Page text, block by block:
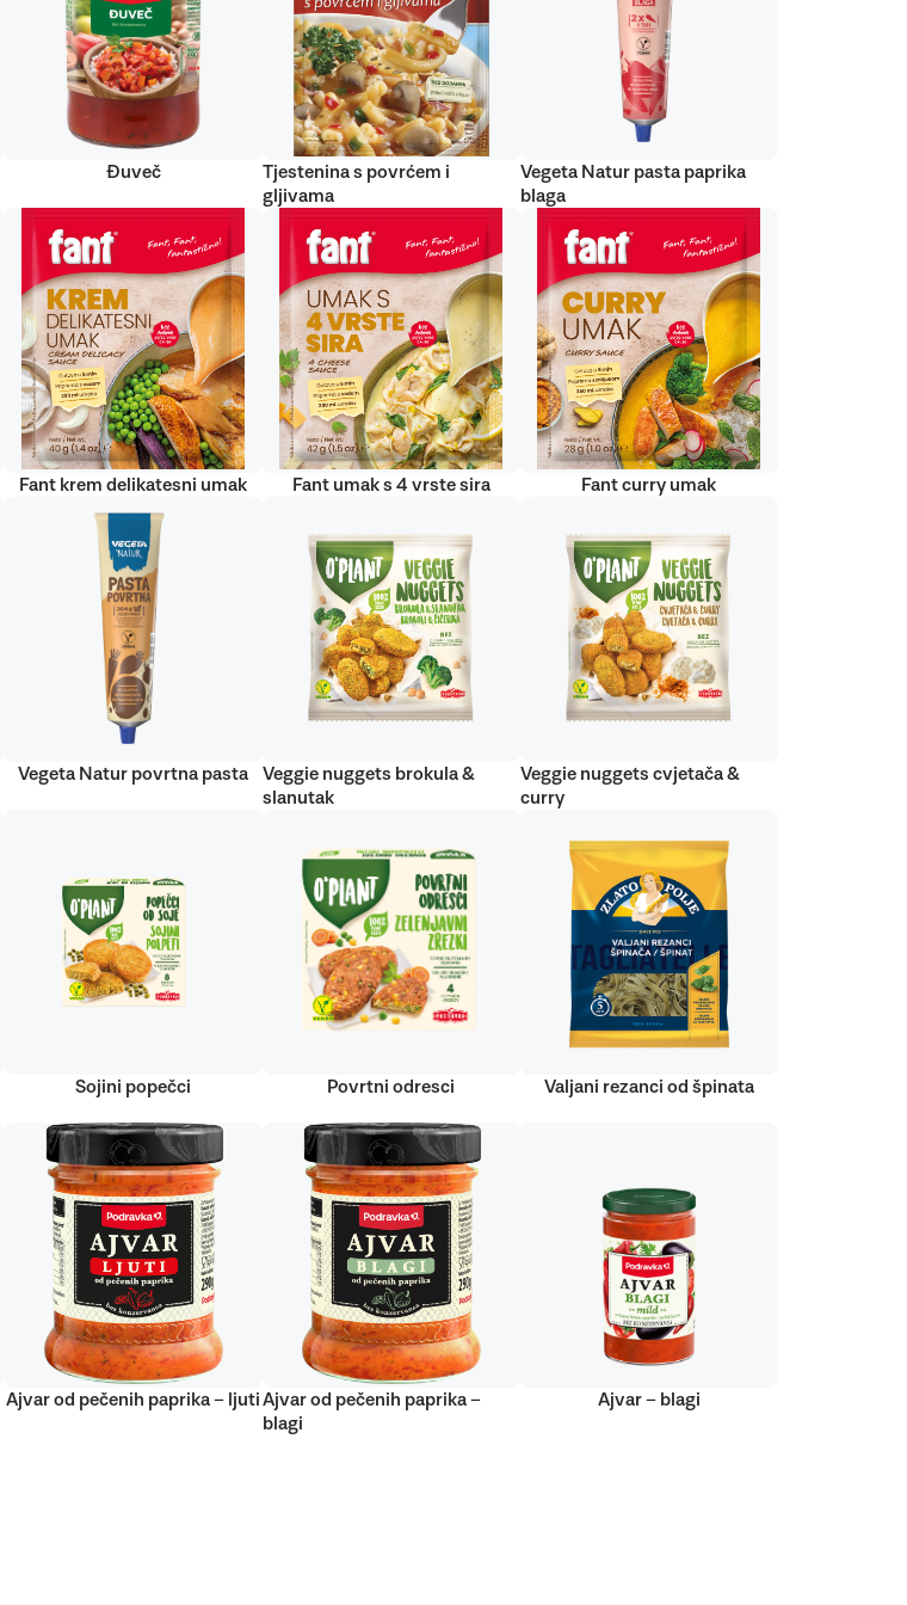
Đuveč
Tjestenina s povrćem i
gljivama
Vegeta Natur pasta paprika
blaga
Fant krem delikatesni umak Fant umak s 4 vrste sira Fant curry umak
Vegeta Natur povrtna pasta
Veggie nuggets brokula &
slanutak
Veggie nuggets cvjetača &
curry
Sojini popečci Povrtni odresci Valjani rezanci od špinata
Ajvar od pečenih paprika – ljutiAjvar od pečenih paprika –
blagi
Ajvar – blagi